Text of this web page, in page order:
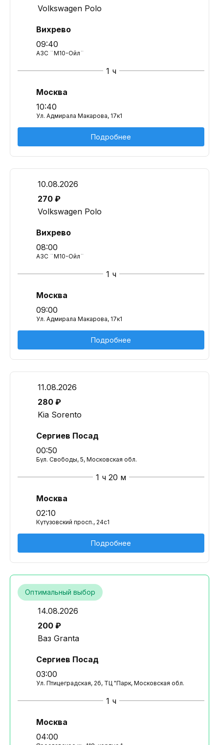
Volkswagen Polo
Вихрево
09:40
АЗС ¨М10-Ойл¨
1 ч
Москва
10:40
Ул. Адмирала Макарова, 17к1
Подробнее
10.08.2026
270 ₽
Volkswagen Polo
Вихрево
08:00
АЗС ¨М10-Ойл¨
1 ч
Москва
09:00
Ул. Адмирала Макарова, 17к1
Подробнее
11.08.2026
280 ₽
Kia Sorento
Сергиев Посад
00:50
Бул. Свободы, 5, Московская обл.
1 ч 20 м
Москва
02:10
Кутузовский просп., 24с1
Подробнее
Оптимальный выбор
14.08.2026
200 ₽
Ваз Granta
Сергиев Посад
03:00
Ул. Птицеградская, 2б, ТЦ "Парк, Московская обл.
1 ч
Москва
04:00